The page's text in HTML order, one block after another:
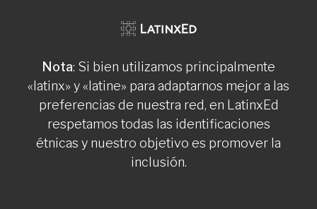
Nota: Si bien utilizamos principalmente
«latinx» y «latine» para adaptarnos mejor a las
preferencias de nuestra red, en LatinxEd
respetamos todas las identificaciones
étnicas y nuestro objetivo es promover la
inclusión.